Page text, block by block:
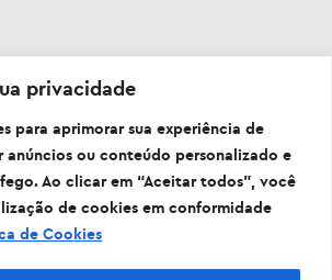
privacidade
para aprimorar sua experiência de
anúncios ou conteúdo personalizado e
Ao clicar em “Aceitar todos”, você
de cookies em conformidade
de Cookies